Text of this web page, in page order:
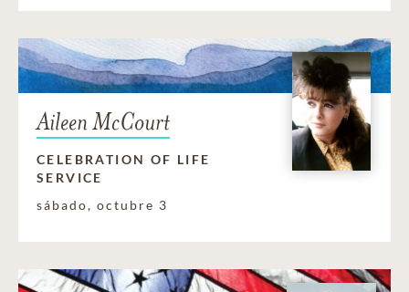
Aileen McCourt
CELEBRATION OF LIFE
SERVICE
sábado, octubre 3